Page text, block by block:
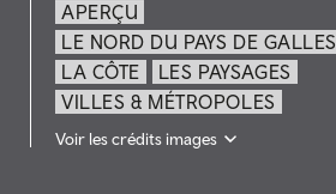
APERÇU
LE NORD DU PAYS DE GALLES
LA CÔTE
LES PAYSAGES
VILLES & MÉTROPOLES
Voir les crédits images